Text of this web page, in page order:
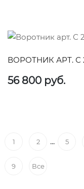
ВОРОТНИК АРТ. С
56 800 руб.
1 2 ... 5
9 Все